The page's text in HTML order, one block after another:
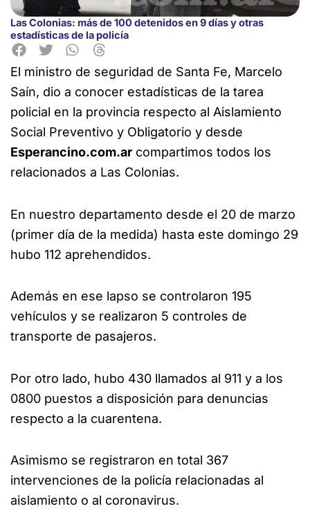
Las Colonias: más de 100 detenidos en 9 días y otras
estadísticas de la policía
El ministro de seguridad de Santa Fe, Marcelo
Saín, dio a conocer estadísticas de la tarea
policial en la provincia respecto al Aislamiento
Social Preventivo y Obligatorio y desde
Esperancino.com.ar compartimos todos los
relacionados a Las Colonias.
En nuestro departamento desde el 20 de marzo
(primer día de la medida) hasta este domingo 29
hubo 112 aprehendidos.
Además en ese lapso se controlaron 195
vehículos y se realizaron 5 controles de
transporte de pasajeros.
Por otro lado, hubo 430 llamados al 911 y a los
0800 puestos a disposición para denuncias
respecto a la cuarentena.
Asimismo se registraron en total 367
intervenciones de la policía relacionadas al
aislamiento o al coronavirus.